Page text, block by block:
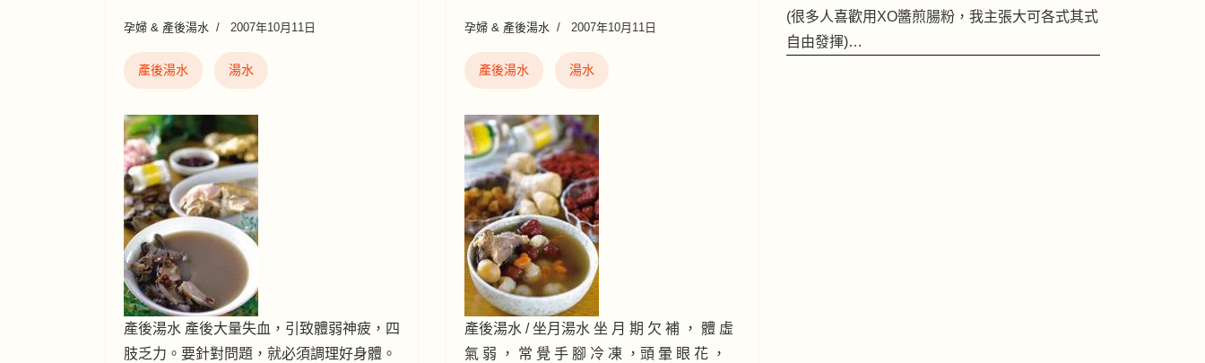
孕婦 & 產後湯水 2007年10月11日
產後湯水 湯水
產後湯水 產後大量失血，引致體弱神疲，四
肢乏力。要針對問題，就必須調理好身體。
孕婦 & 產後湯水 2007年10月11日
產後湯水 湯水
產後湯水 / 坐月湯水 坐 月 期 欠 補 ， 體 虛
氣 弱 ， 常 覺 手 腳 冷 凍 ，頭 暈 眼 花 ，
(很多人喜歡用XO醬煎腸粉，我主張大可各式其式
自由發揮)…